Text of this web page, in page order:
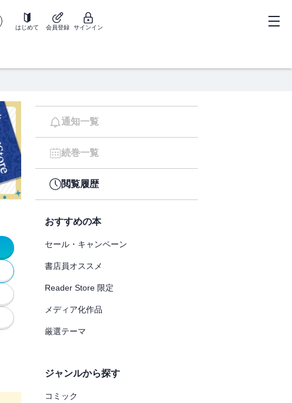
はじめて 会員登録 サインイン
通知一覧
続巻一覧
閲覧履歴
おすすめの本
セール・キャンペーン
書店員オススメ
Reader Store 限定
メディア化作品
厳選テーマ
ジャンルから探す
コミック